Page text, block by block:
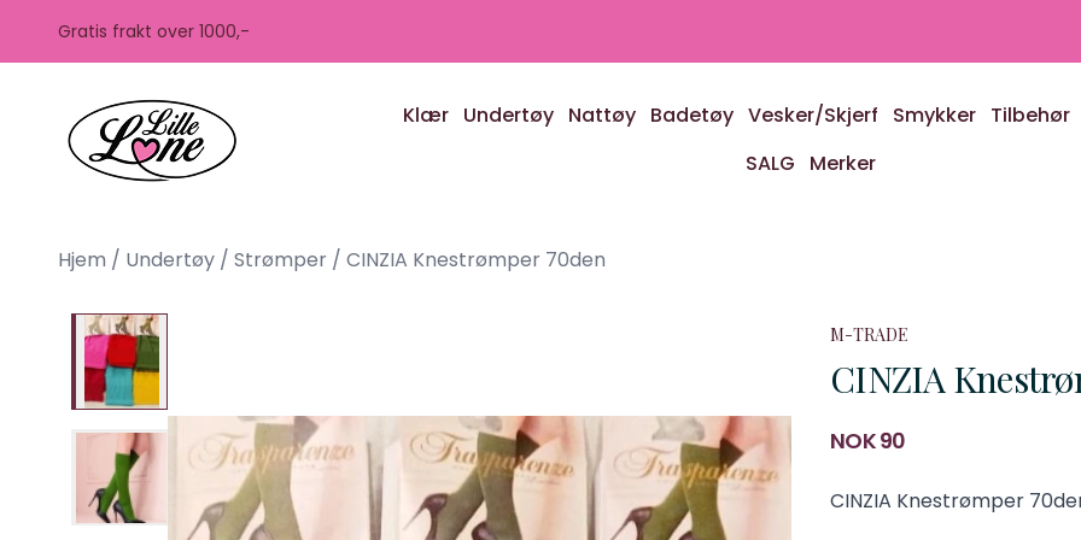
Gratis frakt over 1000,-
Klær Undertøy Nattøy Badetøy Vesker/Skjerf Smykker Tilbehør
SALG
Merker
Hjem / Undertøy / Strømper / CINZIA Knestrømper 70den
M-TRADE
CINZIA
Produktdetaljer
NOK 90
Description
CINZIA Knestrømper